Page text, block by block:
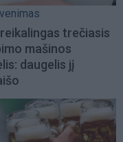
trečiasis
mašinos
daugelis jį